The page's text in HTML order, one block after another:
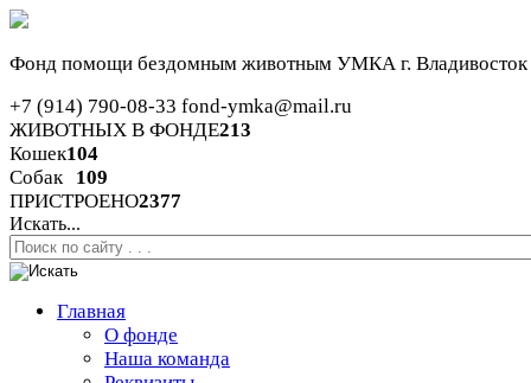
Фонд помощи бездомным животным УМКА г. Владивосток
+7 (914) 790-08-33 fond-ymka@mail.ru
ЖИВОТНЫХ В ФОНДЕ213
Кошек104
Собак
109
ПРИСТРОЕНО2377
Искать...
Главная
О фонде
Наша команда